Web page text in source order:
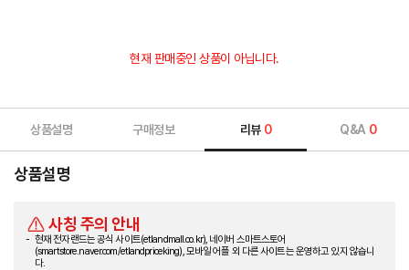
현재 판매중인 상품이 아닙니다.
상품설명 구매정보 리뷰 0 Q&A 0
상품설명
사칭 주의 안내
현재 전자랜드는 공식 사이트(etlandmall.co.kr), 네이버 스마트스토어
(smartstore.naver.com/etlandpriceking), 모바일 어플 외 다른 사이트는 운영하고 있지 않습니
다.